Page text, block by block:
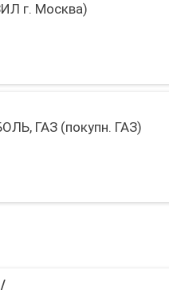
г. Москва)
ГАЗ (покупн. ГАЗ)